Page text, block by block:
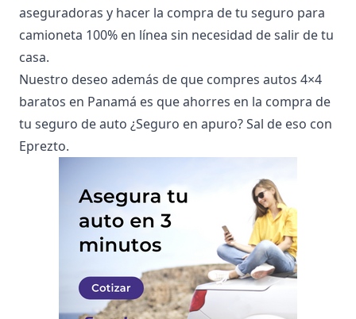
aseguradoras y hacer la compra de tu seguro para
camioneta 100% en línea sin necesidad de salir de tu
casa.
Nuestro deseo además de que compres autos 4×4
baratos en Panamá es que ahorres en la compra de
tu seguro de auto ¿Seguro en apuro? Sal de eso con
Eprezto.